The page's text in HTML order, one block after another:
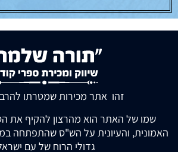
זהו אתר מכירות שמטרתו
שמו של האתר הוא מהרצון להקיף את
האמונית, והעיונית על הש"ס שהתפתחה
גדולי הרוח של עם